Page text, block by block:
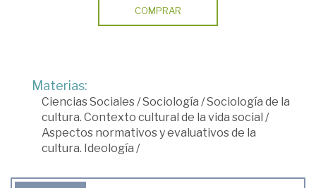
COMPRAR
Materias:
Ciencias Sociales/Sociología /Sociología de la
cultura. Contexto cultural de la vida social /
Aspectos normativos y evaluativos de la
cultura. Ideología /